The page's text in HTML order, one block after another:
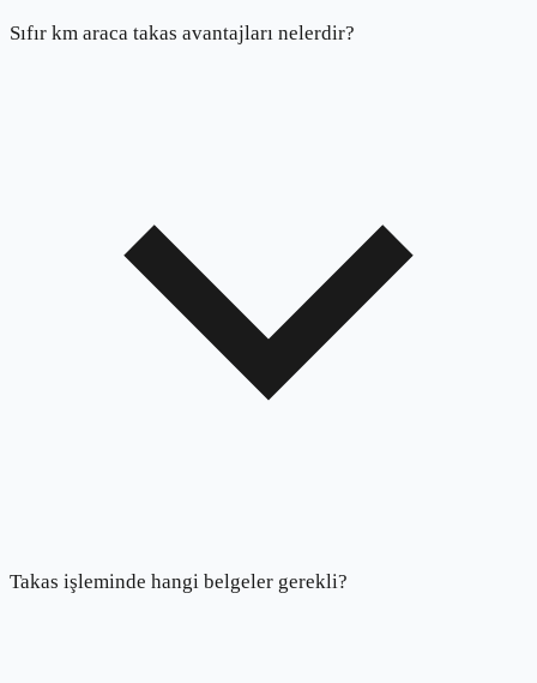
Sıfır km araca takas avantajları nelerdir?
Takas işleminde hangi belgeler gerekli?